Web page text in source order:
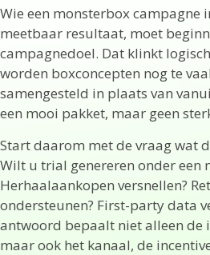
Wie een monsterbox campagne
meetbaar resultaat, moet
campagnedoel. Dat klinkt
worden boxconcepten nog te
samengesteld in plaats van
een mooi pakket, maar geen
Start daarom met de vraag wat
Wilt u trial genereren onder een
Herhaalaankopen versnellen?
ondersteunen? First-party data
antwoord bepaalt niet alleen de
maar ook het kanaal, de